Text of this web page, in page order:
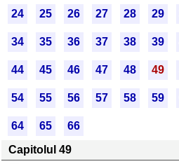
24 25 26 27 28 29
34 35 36 37 38 39
44 45 46 47 48 49
54 55 56 57 58 59
64 65
66
Capitolul 49